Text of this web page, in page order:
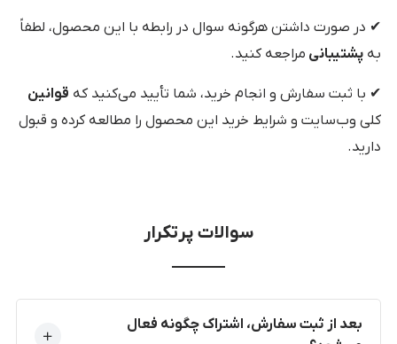
✔ در صورت داشتن هرگونه سوال در رابطه با این محصول، لطفاً
به پشتیبانی مراجعه کنید.
✔ با ثبت سفارش و انجام خرید، شما تأیید می‌کنید که قوانین
کلی وب‌سایت و شرایط خرید این محصول را مطالعه کرده و قبول
دارید.
سوالات پرتکرار
بعد از ثبت سفارش، اشتراک چگونه فعال